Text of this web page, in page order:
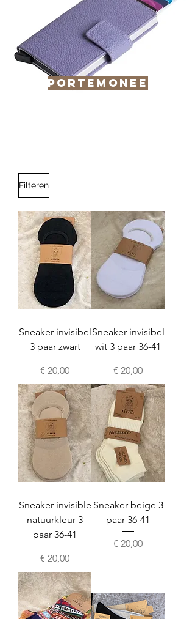
Portemonee
Filteren
Sneaker invisibel
3 paar zwart
Prijs
€ 20,00
Sneaker invisibel
wit 3 paar 36-41
Prijs
€ 20,00
Sneaker invisible
natuurkleur 3
paar 36-41
Prijs
€ 20,00
Sneaker beige 3
paar 36-41
Prijs
€ 20,00